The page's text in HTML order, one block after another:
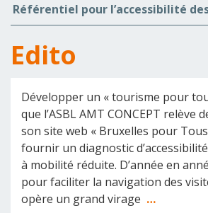
Référentiel pour l’accessibilité
Edito
Développer un « tourisme pour
que l’ASBL AMT CONCEPT relève
son site web « Bruxelles pour
fournir un diagnostic
à mobilité réduite. D’année en
pour faciliter la navigation des
opère un grand virage …